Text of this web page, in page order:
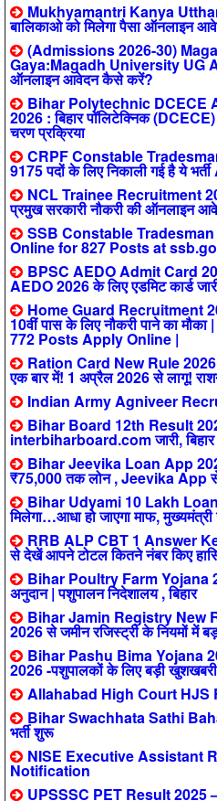
Mukhyamantri Kanya
बालिकाओ को मिलेगा पैसा ऑनलाइन
(Admissions 2026-30)
Gaya:Magadh University UG
ऑनलाइन आवेदन कैसे करें?
Bihar Polytechnic DCECE
2026 : बिहार पॉलिटेक्निक
चरण प्रक्रिया
CRPF Constable
9175 पदों के लिए निकाली गई है ये
NCL Trainee Recruitment
प्रमुख सरकारी नौकरी की ऑनलाइन
SSB Constable
Online for 827 Posts at
BPSC AEDO Admit Card
AEDO 2026 के लिए एडमिट कार्ड
Home Guard Recruitment
10वीं पास के लिए नौकरी पाने का
772 Posts Apply Online |
Ration Card New Rule 2026
एक बार में! 1 अप्रैल 2026 से लागू!
Indian Army Agniveer
Bihar Board 12th Result 2026:
interbiharboard.com जारी, बिहार
Bihar Jeevika Loan App
₹75,000 तक लोन , Jeevika App
Bihar Udyami 10 Lakh
मिलेगा…आधा हो जाएगा माफ, मुख्यमंत्री
RRB ALP CBT 1 Answer
से देखें आपने टोटल कितने नंबर किए
Bihar Poultry Farm Yojana
अनुदान | पशुपालन निदेशालय , बिहार
Bihar Jamin Registry New
2026 से जमीन रजिस्ट्री के नियमों में
Bihar Pashu Bima Yojana
2026 -पशुपालकों के लिए बड़ी खुशखबरी
Allahabad High Court HJS
Bihar Swachhata Sathi
भर्ती शुरू
NISE Executive Assistant
Notification
UPSSSC PET Result 2025